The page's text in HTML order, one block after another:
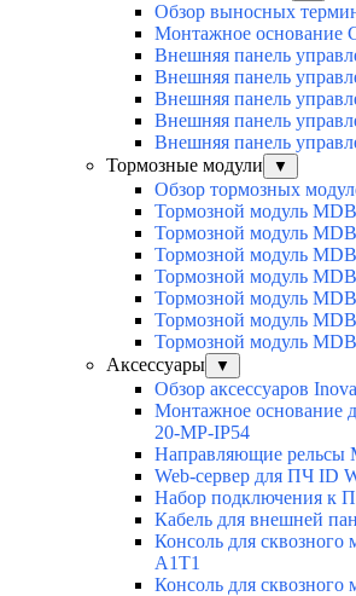
Обзор выносных
Монтажное основание
Внешняя панель
Внешняя панель
Внешняя панель
Внешняя панель
Внешняя панель
Тормозные модули
▼
Обзор тормозных
Тормозной модуль
Тормозной модуль
Тормозной модуль
Тормозной модуль
Тормозной модуль
Тормозной модуль
Тормозной модуль
Аксессуары
▼
Обзор аксессуаров
Монтажное основание
20-MP-IP54
Направляющие рельсы
Web-сервер для ПЧ ID
Набор подключения к
Кабель для внешней
Консоль для
A1T1
Консоль для